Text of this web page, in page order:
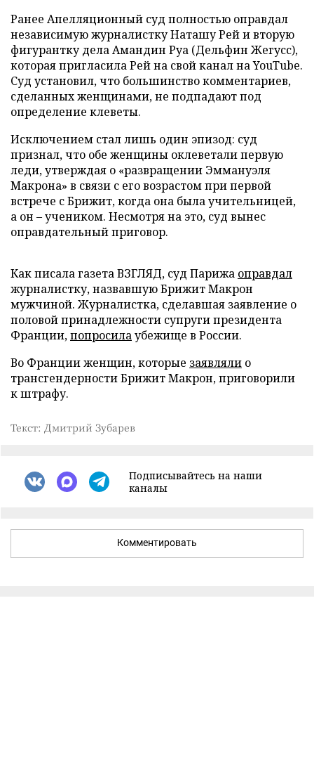
Ранее Апелляционный суд полностью оправдал
независимую журналистку Наташу Рей и вторую
фигурантку дела Амандин Руа (Дельфин Жегусс),
которая пригласила Рей на свой канал на YouTube.
Суд установил, что большинство комментариев,
сделанных женщинами, не подпадают под
определение клеветы.
Исключением стал лишь один эпизод: суд
признал, что обе женщины оклеветали первую
леди, утверждая о «развращении Эммануэля
Макрона» в связи с его возрастом при первой
встрече с Брижит, когда она была учительницей,
а он – учеником. Несмотря на это, суд вынес
оправдательный приговор.
Как писала газета ВЗГЛЯД, суд Парижа оправдал
журналистку, назвавшую Брижит Макрон
мужчиной. Журналистка, сделавшая заявление о
половой принадлежности супруги президента
Франции,попросилаубежище в России.
Во Франции женщин, которые заявляли о
трансгендерности Брижит Макрон, приговорили
к штрафу.
Текст: Дмитрий Зубарев
Подписывайтесь на наши
каналы
Комментировать